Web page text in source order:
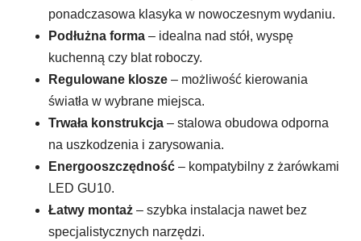
ponadczasowa klasyka w nowoczesnym wydaniu.
Podłużna forma – idealna nad stół, wyspę
kuchenną czy blat roboczy.
Regulowane klosze – możliwość kierowania
światła w wybrane miejsca.
Trwała konstrukcja – stalowa obudowa odporna
na uszkodzenia i zarysowania.
Energooszczędność – kompatybilny z żarówkami
LED GU10.
Łatwy montaż – szybka instalacja nawet bez
specjalistycznych narzędzi.